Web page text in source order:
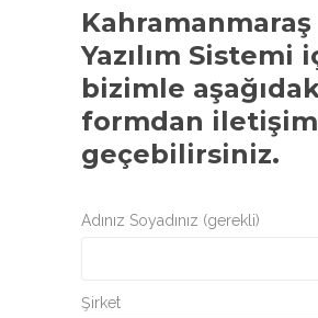
Kahramanmaraş
Yazılım Sistemi
bizimle
formdan
geçebilirsiniz.
Adınız Soyadınız (gerekli)
Şirket